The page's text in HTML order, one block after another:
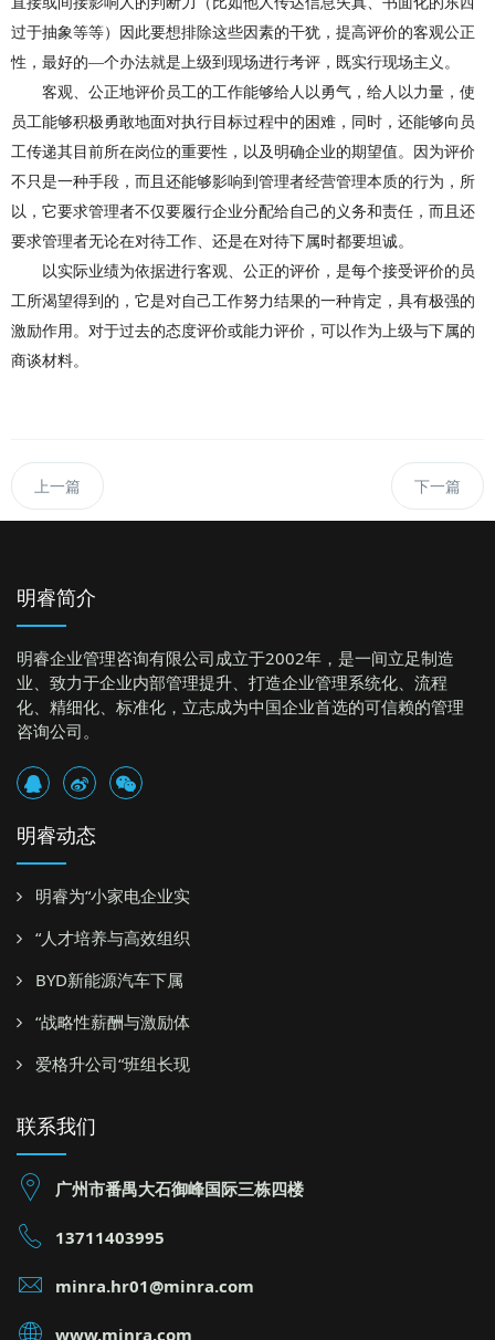
过于抽象等等） 因此要想排除这些因素的干犹，提高评价的客观公正
性，最好的—个办法就是上级到现场进行考评，既实行现场主义。
客观、公正地评价员工的工作能够给人以勇气，给人以力量，使
员工能够积极勇敢地面对执行目标过程中的困难，同时，还能够向员
工传递其目前所在岗位的重要性，以及明确企业的期望值。因为评价
不只是一种手段， 而且还能够影响到管理者经营管理本质的行为，所
以，它要求管理者不仅要履行企业分配给自己的义务和责任，而且还
要求管理者无论在对待工作、还是在对待下属时都要坦诚。
以实际业绩为依据进行客观、 公正的评价，是每个接受评价的员
工所渴望得到的，它是对自己工作努力结果的一种肯定，具有极强的
激励作用。对于过去的态度评价或能力评价，可以作为上级与下属的
商谈材料。
上一篇 下一篇
明睿简介
明睿企业管理咨询有限公司成立于2002年，是一间立足制造
业、致力于企业内部管理提升、打造企业管理系统化、流程
化、精细化、标准化，立志成为中国企业首选的可信赖的管理
咨询公司。
明睿动态
明睿为“小家电企业实
“人才培养与高效组织
BYD新能源汽车下属
“战略性薪酬与激励体
爱格升公司“班组长现
联系我们
广州市番禺大石御峰国际三栋四楼
13711403995
minra.hr01@minra.com
www.minra.com